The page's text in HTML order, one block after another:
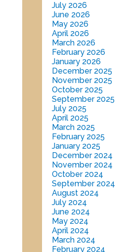
July 2026
June 2026
May 2026
April 2026
March 2026
February 2026
January 2026
December 2025
November 2025
October 2025
September 2025
July 2025
April 2025
March 2025
February 2025
January 2025
December 2024
November 2024
October 2024
September 2024
August 2024
July 2024
June 2024
May 2024
April 2024
March 2024
February 2024